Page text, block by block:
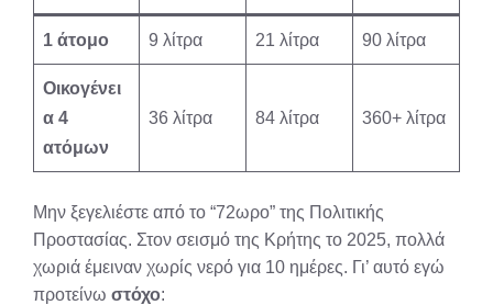
1 άτομο 9 λίτρα 21 λίτρα 90 λίτρα
Οικογένει
α 4
ατόμων
36 λίτρα 84 λίτρα 360+ λίτρα
Μην ξεγελιέστε από το “72ωρο” της Πολιτικής
Προστασίας. Στον σεισμό της Κρήτης το 2025, πολλά
χωριά έμειναν χωρίς νερό για 10 ημέρες. Γι’ αυτό εγώ
προτείνω στόχο: